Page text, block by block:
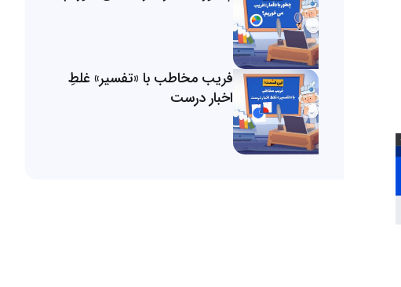
فریب مخاطب با «تفسیر» غلطِ
اخبار درست